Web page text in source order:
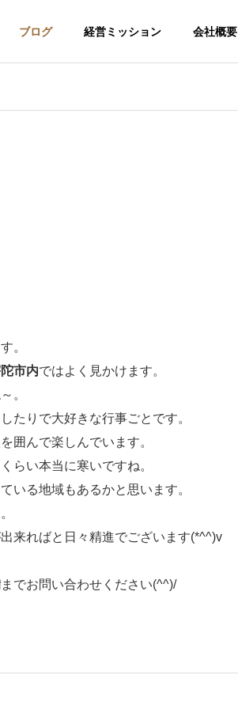
ブログ 経営ミッション 会社概要
。
市内ではよく見かけます。
。
たりで大好きな行事ごとです。
囲んで楽しんでいます。
らい本当に寒いですね。
いる地域もあるかと思います。
来ればと日々精進でございます(*^^)v
までお問い合わせください(^^)/